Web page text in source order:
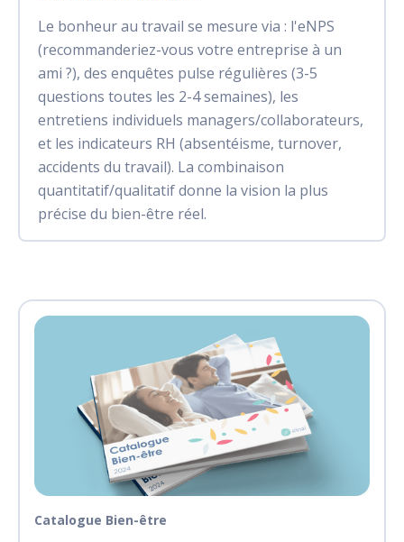
Le bonheur au travail se mesure via : l'eNPS
(recommanderiez-vous votre entreprise à un
ami ?), des enquêtes pulse régulières (3-5
questions toutes les 2-4 semaines), les
entretiens individuels managers/collaborateurs,
et les indicateurs RH (absentéisme, turnover,
accidents du travail). La combinaison
quantitatif/qualitatif donne la vision la plus
précise du bien-être réel.
Catalogue Bien-être